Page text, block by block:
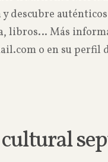
descubre
libros… Más
o en su perfil